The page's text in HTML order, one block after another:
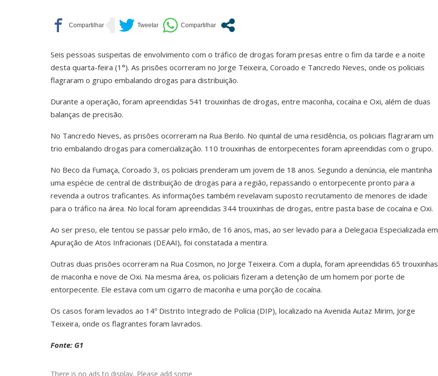
Seis pessoas suspeitas de envolvimento com o tráfico de drogas foram presas entre o fim da tarde e a noite
desta quarta-feira (1°). As prisões ocorreram no Jorge Teixeira, Coroado e Tancredo Neves, onde os policiais
flagraram o grupo embalando drogas para distribuição.
Durante a operação, foram apreendidas 541 trouxinhas de drogas, entre maconha, cocaína e Oxi, além de duas
balanças de precisão.
No Tancredo Neves, as prisões ocorreram na Rua Berilo. No quintal de uma residência, os policiais flagraram um
trio embalando drogas para comercialização. 110 trouxinhas de entorpecentes foram apreendidas com o grupo.
No Beco da Fumaça, Coroado 3, os policiais prenderam um jovem de 18 anos. Segundo a denúncia, ele mantinha
uma espécie de central de distribuição de drogas para a região, repassando o entorpecente pronto para a
revenda a outros traficantes. As informações também revelavam suposto recrutamento de menores de idade
para o tráfico na área. No local foram apreendidas 344 trouxinhas de drogas, entre pasta base de cocaína e Oxi.
Ao ser preso, ele tentou se passar pelo irmão, de 16 anos, mas, ao ser levado para a Delegacia Especializada em
Apuração de Atos Infracionais (DEAAI), foi constatada a mentira.
Outras duas prisões ocorreram na Rua Cosmon, no Jorge Teixeira. Com a dupla, foram apreendidas 65 trouxinhas
de maconha e nove de Oxi. Na mesma área, os policiais fizeram a detenção de um homem por porte de
entorpecente. Ele estava com um cigarro de maconha e uma porção de cocaína.
Os casos foram levados ao 14º Distrito Integrado de Polícia (DIP), localizado na Avenida Autaz Mirim, Jorge
Teixeira, onde os flagrantes foram lavrados.
Fonte: G1
There is no ads to display, Please add some